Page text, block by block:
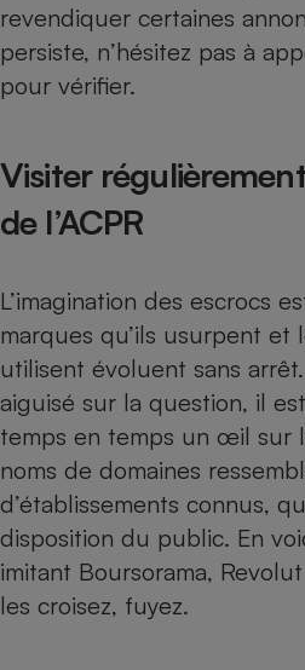
revendiquer certaines
persiste, n’hésitez pas à
pour vérifier.
Visiter
de l’ACPR
L’imagination des escrocs
marques qu’ils usurpent et
utilisent évoluent sans
aiguisé sur la question, il
temps en temps un œil sur
noms de domaines
d’établissements connus,
disposition du public. En
imitant Boursorama,
les croisez, fuyez.